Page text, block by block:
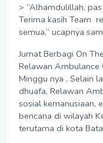
> “Alhamdulillah,
Terima kasih Team
semua,” ucapnya
Jumat Berbagi On
Relawan Ambulance
Minggu nya . Selain
dhuafa, Relawan
sosial kemanusiaan,
bencana di wilayah
terutama di kota